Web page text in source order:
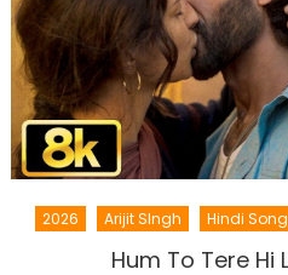
2026 Arijit SIngh Hindi Song
Hum To Tere Hi